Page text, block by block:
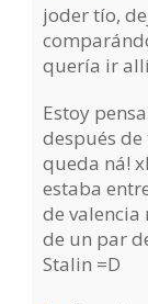
joder tío,
quería ir
Estoy
después
queda ná!
estaba
de
de un par
Stalin =D